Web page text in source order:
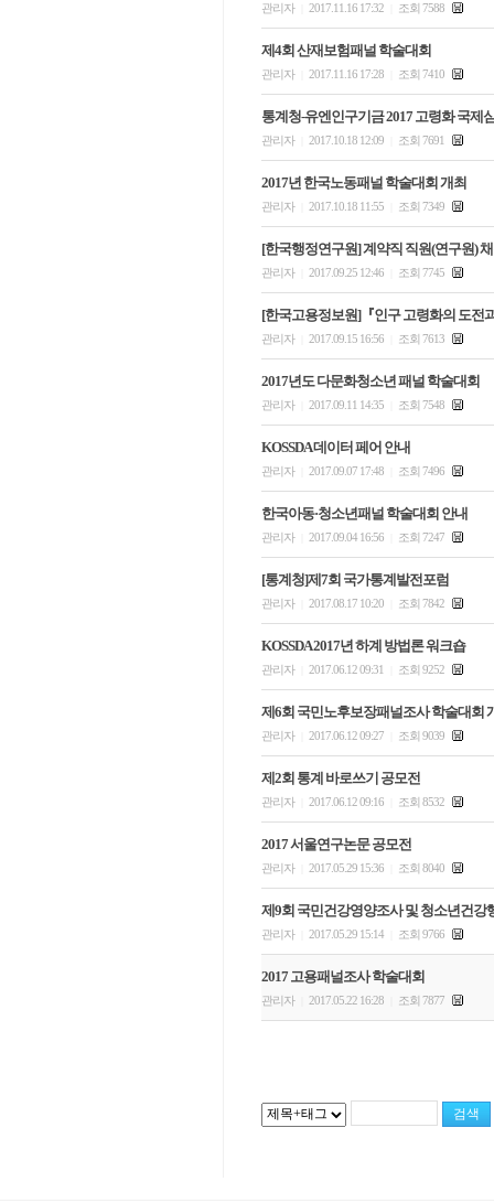
관리자 2017.11.16 17:32 조회 7588
제4회 산재보험패널 학술대회
관리자 2017.11.16 17:28 조회 7410
통계청-유엔인구기금 2017 고령화 국제
관리자 2017.10.18 12:09 조회 7691
2017년 한국노동패널 학술대회 개최
관리자 2017.10.18 11:55 조회 7349
[한국행정연구원] 계약직 직원(연구원)
관리자 2017.09.25 12:46 조회 7745
[한국고용정보원]『인구 고령화의 도전
관리자 2017.09.15 16:56 조회 7613
2017년도 다문화청소년 패널 학술대회
관리자 2017.09.11 14:35 조회 7548
KOSSDA 데이터 페어 안내
관리자 2017.09.07 17:48 조회 7496
한국아동·청소년패널 학술대회 안내
관리자 2017.09.04 16:56 조회 7247
[통계청]제7회 국가통계발전포럼
관리자 2017.08.17 10:20 조회 7842
KOSSDA 2017년 하계 방법론 워크숍
관리자 2017.06.12 09:31 조회 9252
제6회 국민노후보장패널조사 학술대회
관리자 2017.06.12 09:27 조회 9039
제2회 통계 바로쓰기 공모전
관리자 2017.06.12 09:16 조회 8532
2017 서울연구논문 공모전
관리자 2017.05.29 15:36 조회 8040
제9회 국민건강영양조사 및 청소년건강
관리자 2017.05.29 15:14 조회 9766
2017 고용패널조사 학술대회
관리자 2017.05.22 16:28 조회 7877